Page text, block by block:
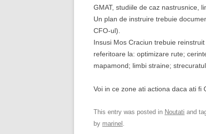
GMAT, studiile de caz nastrusnice,
Un plan de instruire trebuie
CFO-ul).
Insusi Mos Craciun trebuie
referitoare la: optimizare rute;
mapamond; limbi straine;
Voi in ce zone ati actiona daca ati fi
This entry was posted in Noutati and
by marinel .